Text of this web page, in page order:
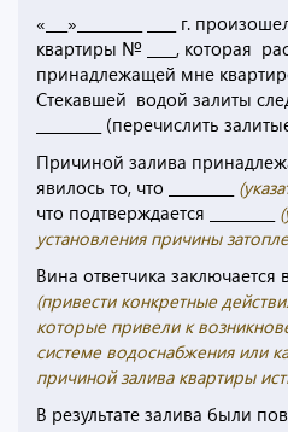
«___»_________ ____ г.
квартиры № ____, которая
принадлежащей мне
Стекавшей водой залиты
_________ (перечислить
Причиной залива
явилось то, что _________
что подтверждается _________
установления причины
Вина ответчика заключается в
(привести конкретные
которые привели к
системе водоснабжения или
причиной залива квартиры
В результате залива были